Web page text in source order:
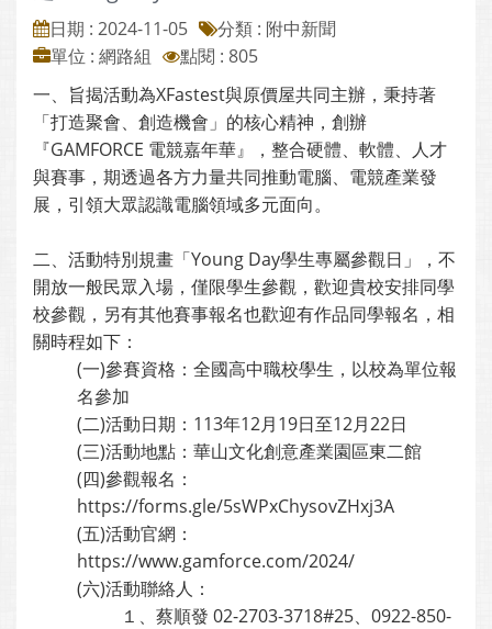
日期 : 2024-11-05
分類 : 附中新聞
單位 : 網路組
點閱 : 805
一、旨揭活動為XFastest與原價屋共同主辦，秉持著
「打造聚會、創造機會」的核心精神，創辦
『GAMFORCE 電競嘉年華』，整合硬體、軟體、人才
與賽事，期透過各方力量共同推動電腦、電競產業發
展，引領大眾認識電腦領域多元面向。
二、活動特別規畫「Young Day學生專屬參觀日」，不
開放一般民眾入場，僅限學生參觀，歡迎貴校安排同學
校參觀，另有其他賽事報名也歡迎有作品同學報名，相
關時程如下：
(一)參賽資格：全國高中職校學生，以校為單位報
名參加
(二)活動日期：113年12月19日至12月22日
(三)活動地點：華山文化創意產業園區東二館
(四)參觀報名：
https://forms.gle/5sWPxChysovZHxj3A
(五)活動官網：
https://www.gamforce.com/2024/
(六)活動聯絡人：
１、蔡順發 02-2703-3718#25、0922-850-